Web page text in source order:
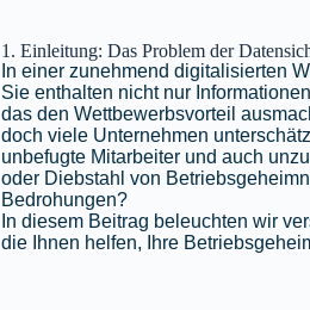
1. Einleitung: Das Problem der
In einer zunehmend digitalisierten
Sie enthalten nicht nur
das den Wettbewerbsvorteil
doch viele Unternehmen
unbefugte Mitarbeiter und auch
oder Diebstahl von
Bedrohungen?
In diesem Beitrag beleuchten wir
die Ihnen helfen, Ihre